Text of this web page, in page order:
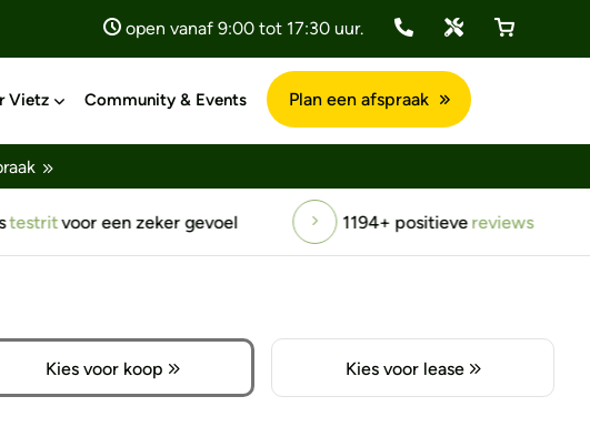
open vanaf 9:00 tot 17:30 uur.
Vietz Community & Events Plan een afspraak
voor een zeker gevoel 1194+ positievereviews
Kies voor koop Kies voor lease